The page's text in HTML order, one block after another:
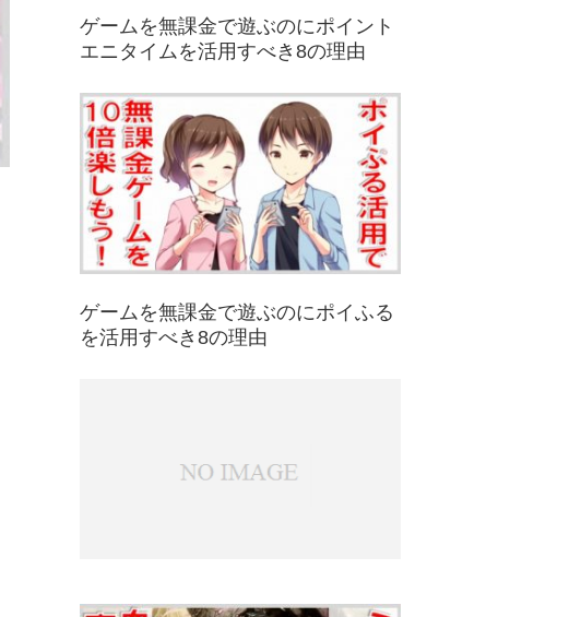
ゲームを無課金で遊ぶのにポイント
エニタイムを活用すべき8の理由
ゲームを無課金で遊ぶのにポイふる
を活用すべき8の理由